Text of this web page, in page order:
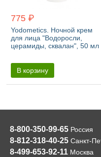
775 ₽
Yodometics. Ночной крем
для лица "Водоросли,
церамиды, сквалан", 50 мл
В корзину
8-800-350-99-65 Россия
8-812-318-40-25 Санкт-
8-499-653-92-11 Москва